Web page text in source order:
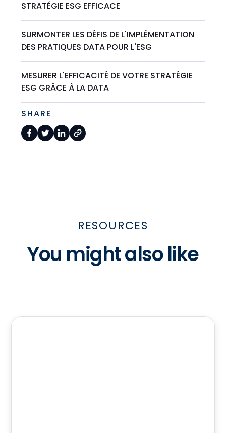
STRATÉGIE ESG EFFICACE
SURMONTER LES DÉFIS DE L'IMPLÉMENTATION
DES PRATIQUES DATA POUR L'ESG
MESURER L'EFFICACITÉ DE VOTRE STRATÉGIE
ESG GRÂCE À LA DATA
SHARE
RESOURCES
You might also like